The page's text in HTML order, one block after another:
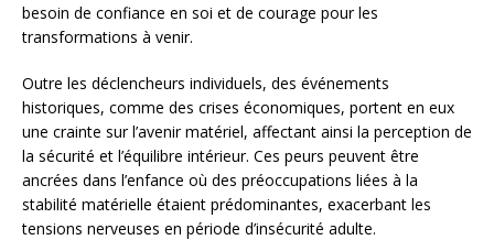
besoin de confiance en soi et de courage pour les
transformations à venir.
Outre les déclencheurs individuels, des événements
historiques, comme des crises économiques, portent en eux
une crainte sur l’avenir matériel, affectant ainsi la perception de
la sécurité et l’équilibre intérieur. Ces peurs peuvent être
ancrées dans l’enfance où des préoccupations liées à la
stabilité matérielle étaient prédominantes, exacerbant les
tensions nerveuses en période d’insécurité adulte.